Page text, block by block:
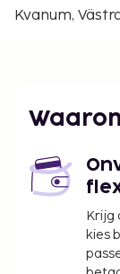
Lidköpings
Göteborg
Göteborg
Enkele van
gratis
Kvanum?
Kvanum,
Krijg
kies